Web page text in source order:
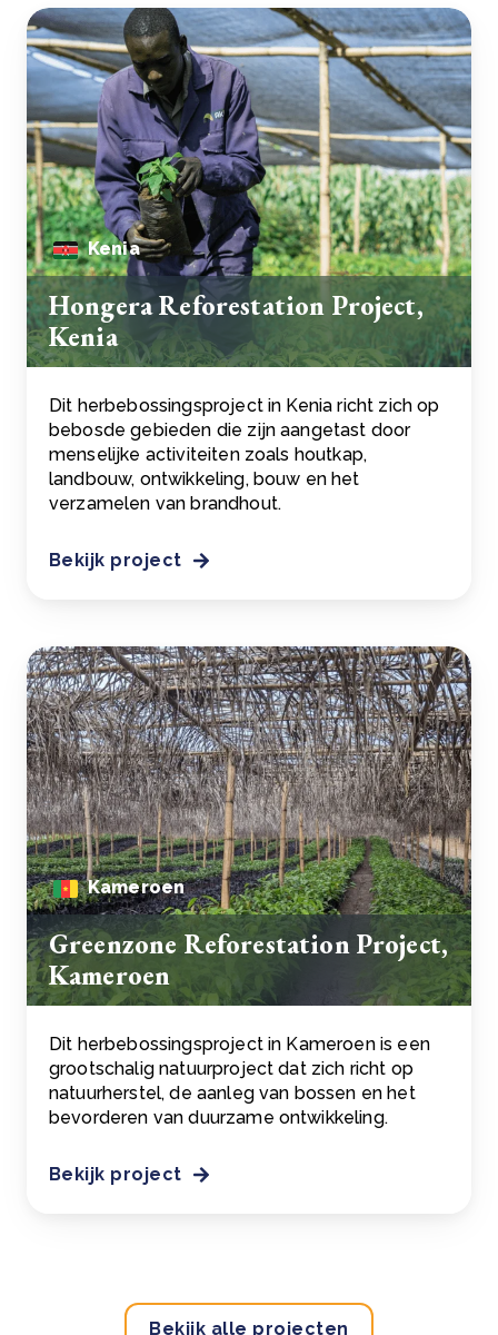
Kenia
Hongera Reforestation Project,
Kenia
Dit herbebossingsproject in Kenia richt zich op
bebosde gebieden die zijn aangetast door
menselijke activiteiten zoals houtkap,
landbouw, ontwikkeling, bouw en het
verzamelen van brandhout.
Bekijk project
Kameroen
Greenzone Reforestation Project,
Kameroen
Dit herbebossingsproject in Kameroen is een
grootschalig natuurproject dat zich richt op
natuurherstel, de aanleg van bossen en het
bevorderen van duurzame ontwikkeling.
Bekijk project
Bekijk alle projecten